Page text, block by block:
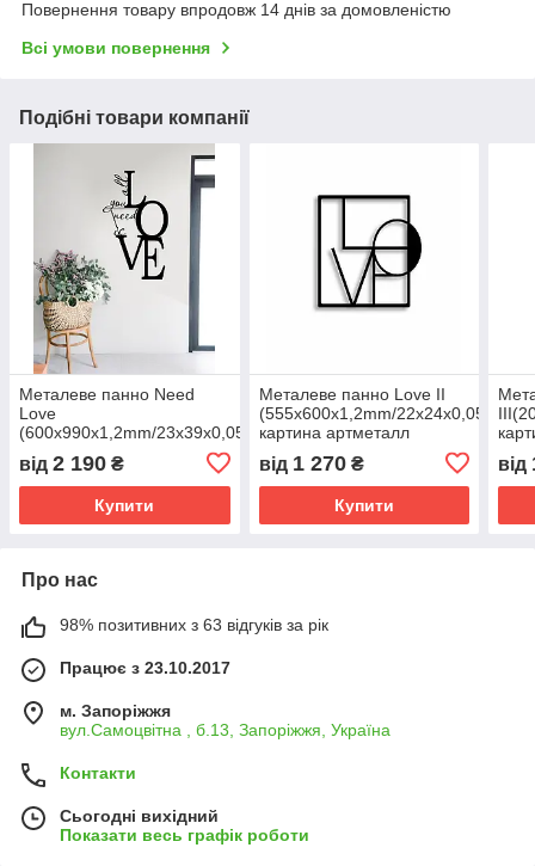
Повернення товару впродовж 14 днів за домовленістю
Всі умови повернення
Подібні товари компанії
Металеве панно Need
Love
(600х990x1,2mm/23x39x0,05in),
від 2 190 ₴
Купити
Металеве панно Love ІІ
(555х600x1,2mm/22x24x0,05in),
картина артметалл
від 1 270₴
Купити
від
Про нас
98% позитивних з 63 відгуків за рік
Працює з 23.10.2017
м. Запоріжжя
вул.Самоцвітна , б.13, Запоріжжя, Україна
Контакти
Сьогодні вихідний
Показати весь графік роботи